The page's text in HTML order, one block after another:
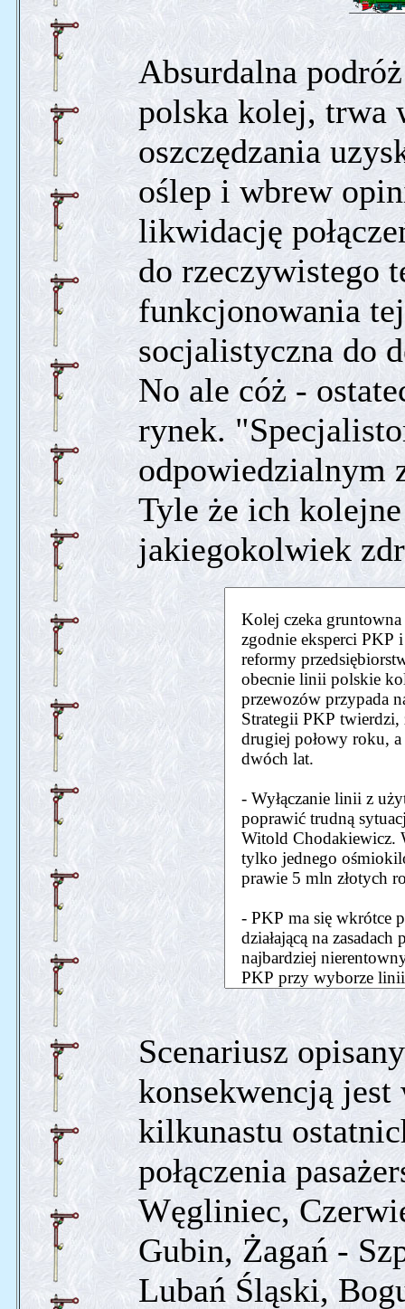
Absurdalna
polska kolej, trwa
oszczędzania
oślep i wbrew
likwidację
do rzeczywistego
funkcjonowania
socjalistyczna do
No ale cóż -
rynek.
odpowiedzialnym
Tyle że ich
jakiegokolwiek
Scenariusz
konsekwencją
kilkunastu
połączenia
Węgliniec,
Gubin, Żagań -
Lubań Śląski,